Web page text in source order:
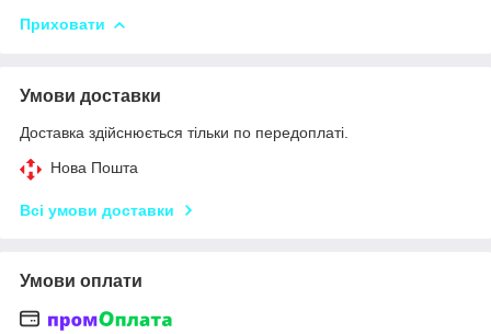
Приховати
Умови доставки
Доставка здійснюється тільки по передоплаті.
Нова Пошта
Всі умови доставки
Умови оплати